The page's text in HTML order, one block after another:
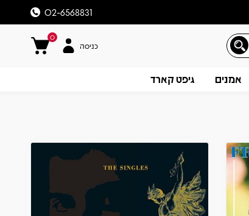
02-6568831
0
כניסה
אמנים גיפט קארד